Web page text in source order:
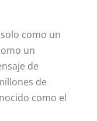
como un
un
de
de
como el